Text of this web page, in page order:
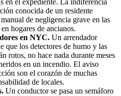
en el expediente. La indiferencia
conocida de un residente
de negligencia grave en las
hogares de ancianos.
en NYC. Un arrendador
que los detectores de humo y las
rotos, no hace nada durante meses
en un incendio. El aviso
son el corazón de muchas
de locales.
Un conductor se pasa un semáforo